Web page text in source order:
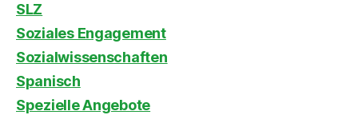
SLZ
Soziales Engagement
Sozialwissenschaften
Spanisch
Spezielle Angebote